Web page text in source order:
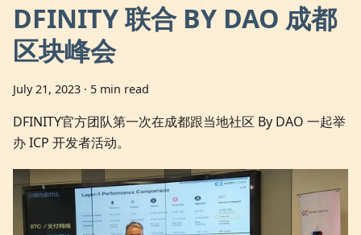
DFINITY 联合 BY DAO 成都
区块峰会
July 21, 2023 · 5 min read
DFINITY官方团队第一次在成都跟当地社区 By DAO 一起举
办 ICP 开发者活动。